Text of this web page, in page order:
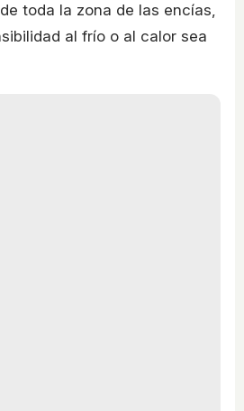
toda la zona de las encías,
al frío o al calor sea